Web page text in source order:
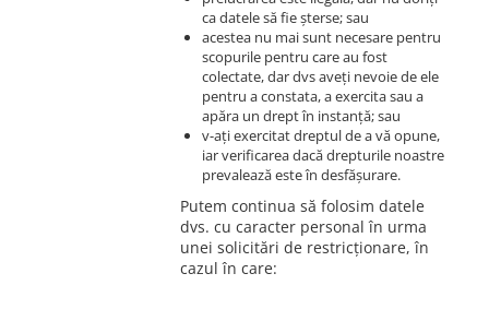
ca datele să fie șterse; sau
acestea nu mai sunt necesare pentru
scopurile pentru care au fost
colectate, dar dvs aveți nevoie de ele
pentru a constata, a exercita sau a
apăra un drept în instanță; sau
v-ați exercitat dreptul de a vă opune,
iar verificarea dacă drepturile noastre
prevalează este în desfășurare.
Putem continua să folosim datele
dvs. cu caracter personal în urma
unei solicitări de restricționare, în
cazul în care: